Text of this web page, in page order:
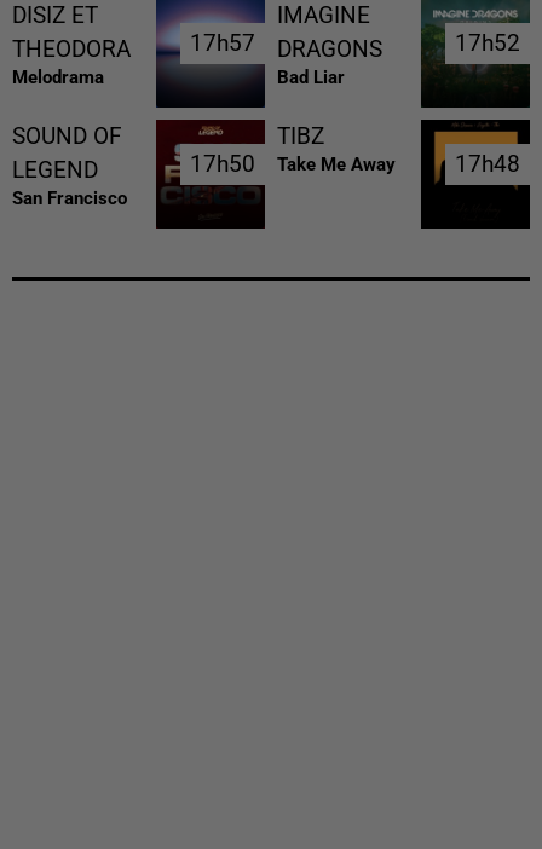
DISIZ ET
THEODORA
Melodrama
17h57
17h57
IMAGINE
DRAGONS
Bad Liar
17h52
17h52
SOUND OF
LEGEND
San Francisco
17h50
17h50
TIBZ
Take Me Away 17h48
17h48